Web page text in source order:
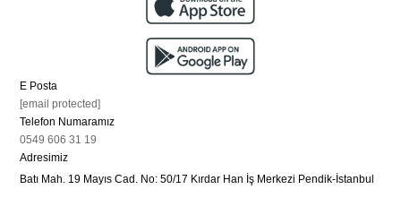
E Posta
[email protected]
Telefon Numaramız
0549 606 31 19
Adresimiz
Batı Mah. 19 Mayıs Cad. No: 50/17 Kırdar Han İş Merkezi Pendik-İstanbul